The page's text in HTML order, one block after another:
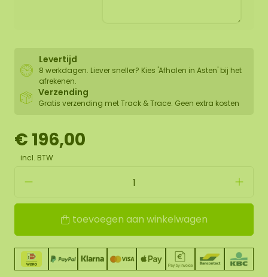
Levertijd
8 werkdagen. Liever sneller? Kies 'Afhalen in Asten' bij het
afrekenen.
Verzending
Gratis verzending met Track & Trace. Geen extra kosten
€ 196,00
incl. BTW
toevoegen aan winkelwagen